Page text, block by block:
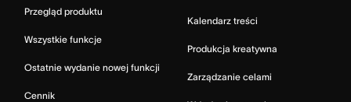
Przegląd produktu
Wszystkie funkcje
Ostatnie wydanie nowej funkcji
Cennik
Kalendarz treści
Produkcja kreatywna
Zarządzanie celami